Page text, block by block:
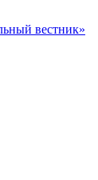
вестник»